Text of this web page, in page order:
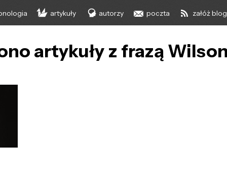
artykuły autorzy poczta załóż
artykuły z frazą